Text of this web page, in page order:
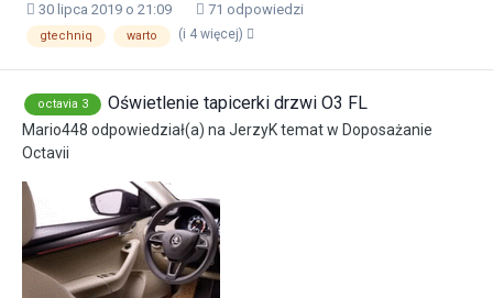
30 lipca 2019 o 21:09 71 odpowiedzi
gtechniq warto (i 4 więcej)
octavia 3 Oświetlenie tapicerki drzwi O3 FL
Mario448 odpowiedział(a) na JerzyKtemat w Doposażanie
Octavii